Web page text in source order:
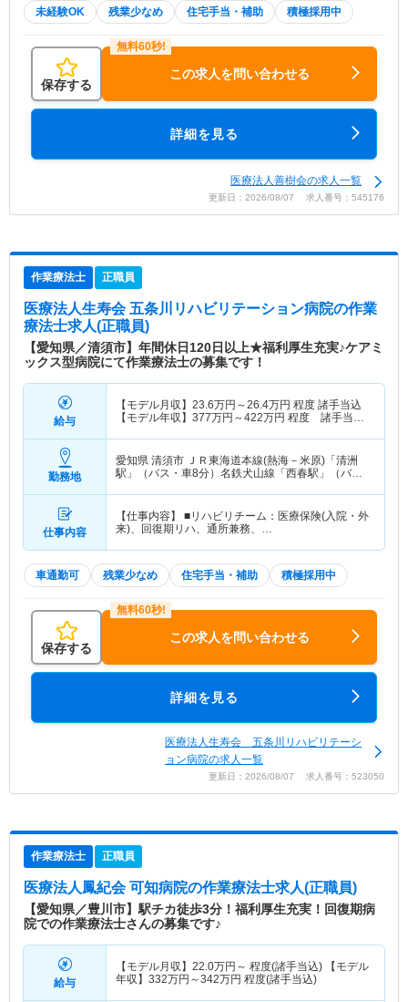
未経験OK 残業少なめ 住宅手当・補助 積極採用中
保存する
この求人を問い合わせる
詳細を見る
医療法人善樹会の求人一覧
更新日：2026/08/07 求人番号：545176
作業療法士 正職員
医療法人生寿会 五条川リハビリテーション病院の作業
療法士求人(正職員)
【愛知県／清須市】年間休日120日以上★福利厚生充実♪ケアミ
ックス型病院にて作業療法士の募集です！
給与
【モデル月収】 23.6万円～26.4万円 程度 諸手当込
【モデル年収】 377万円～422万円 程度 諸手当・
勤務地
愛知県 清須市
ＪＲ東海道本線(熱海－米原)「清洲
駅」（バス・車8分）名鉄犬山線「西春駅」（バ
仕事内容
【仕事内容】 ■リハビリチーム：医療保険(入院・外
来)、回復期リハ、通所兼務、…
車通勤可 残業少なめ 住宅手当・補助 積極採用中
保存する
この求人を問い合わせる
詳細を見る
医療法人生寿会 五条川リハビリテーシ
ョン病院の求人一覧
更新日：2026/08/07 求人番号：523050
作業療法士 正職員
医療法人鳳紀会 可知病院の作業療法士求人(正職員)
【愛知県／豊川市】駅チカ徒歩3分！福利厚生充実！回復期病
院での作業療法士さんの募集です♪
給与
【モデル月収】 22.0万円～ 程度(諸手当込) 【モデル
年収】 332万円～342万円 程度(諸手当込)